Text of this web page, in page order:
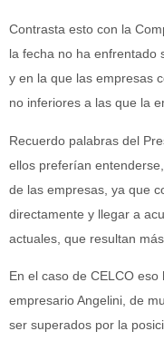
Contrasta esto con la
la fecha no ha enfrentado
y en la que las empresas
no inferiores a las que la
Recuerdo palabras del
ellos preferían
de las empresas, ya que
directamente y llegar a
actuales, que resultan
En el caso de CELCO
empresario Angelini, de
ser superados por la